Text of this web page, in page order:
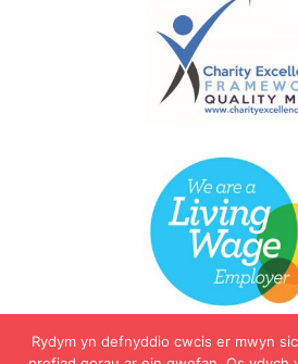
Rydym yn defnyddio cwcis er mwyn